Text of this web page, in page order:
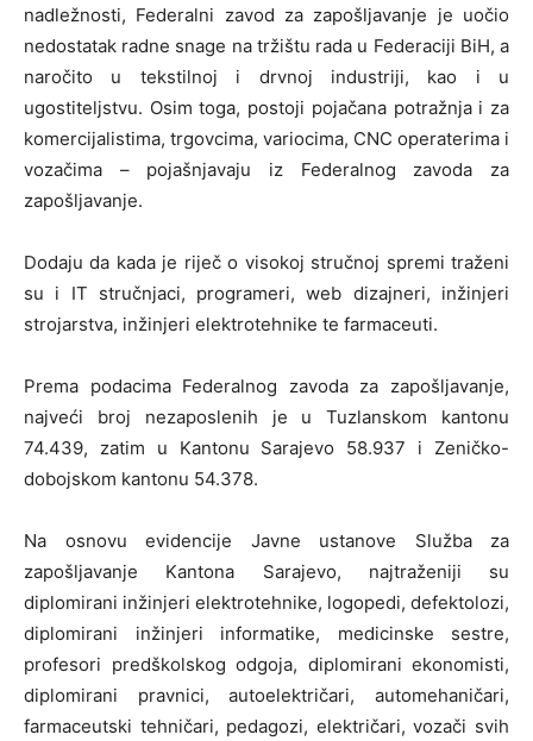
nadležnosti, Federalni zavod za zapošljavanje je uočio
nedostatak radne snage na tržištu rada u Federaciji BiH, a
naročito u tekstilnoj i drvnoj industriji, kao i u
ugostiteljstvu. Osim toga, postoji pojačana potražnja i za
komercijalistima, trgovcima, variocima, CNC operaterima i
vozačima – pojašnjavaju iz Federalnog zavoda za
zapošljavanje.
Dodaju da kada je riječ o visokoj stručnoj spremi traženi
su i IT stručnjaci, programeri, web dizajneri, inžinjeri
strojarstva, inžinjeri elektrotehnike te farmaceuti.
Prema podacima Federalnog zavoda za zapošljavanje,
najveći broj nezaposlenih je u Tuzlanskom kantonu
74.439, zatim u Kantonu Sarajevo 58.937 i Zeničko-
dobojskom kantonu 54.378.
Na osnovu evidencije Javne ustanove Služba za
zapošljavanje Kantona Sarajevo, najtraženiji su
diplomirani inžinjeri elektrotehnike, logopedi, defektolozi,
diplomirani inžinjeri informatike, medicinske sestre,
profesori predškolskog odgoja, diplomirani ekonomisti,
diplomirani pravnici, autoelektričari, automehaničari,
farmaceutski tehničari, pedagozi, električari, vozači svih